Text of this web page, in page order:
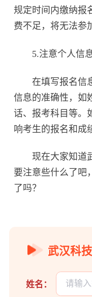
规定时间内缴纳报
费不足，将无法参
5.注意个人信息
在填写报名信息
信息的准确性，如
话、报考科目等。
响考生的报名和成
现在大家知道武
要注意些什么了吧
了吗？
武汉科
姓名：